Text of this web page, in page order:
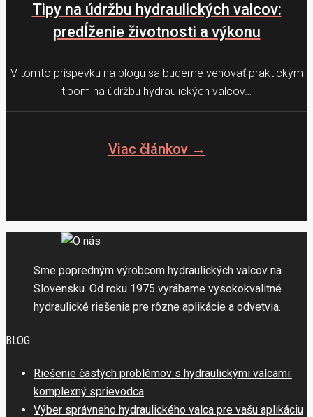
Tipy na údržbu hydraulických valcov:
predĺženie životnosti a výkonu
V tomto príspevku na blogu sa budeme venovať praktickým
tipom na údržbu hydraulických valcov…
Viac článkov →
Sme popredným výrobcom hydraulických valcov na
Slovensku. Od roku 1975 vyrábame vysokokvalitné
hydraulické riešenia pre rôzne aplikácie a odvetvia.
BLOG
Riešenie častých problémov s hydraulickými valcami:
komplexný sprievodca
Výber správneho hydraulického valca pre vašu aplikáciu